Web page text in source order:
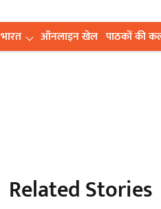
भारत ऑनलाइन खेल पाठकों की
Related Stories